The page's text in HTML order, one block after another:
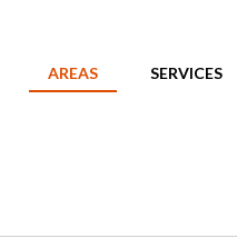
AREAS SERVICES